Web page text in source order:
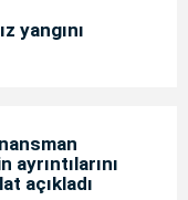
yangını
ayrıntılarını
açıkladı